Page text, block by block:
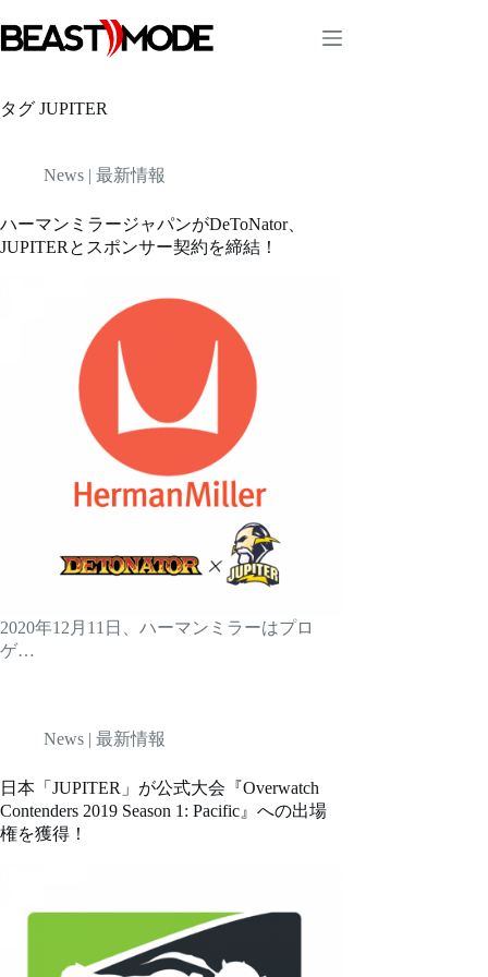
ン
テ
ツ
へ
タグ JUPITER
News | 最新情報
ハーマンミラージャパンがDeToNator、
JUPITERとスポンサー契約を締結！
2020年12月11日、ハーマンミラーはプロ
ゲ…
News | 最新情報
日本「JUPITER」が公式大会『Overwatch
Contenders 2019 Season 1: Pacific』への出場
権を獲得！